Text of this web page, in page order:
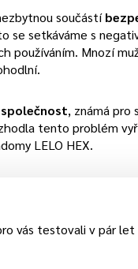
součástí
se setkáváme s
používáním. Mnozí
, známá pro
tento problém
LELO HEX.
vás testovali v pár